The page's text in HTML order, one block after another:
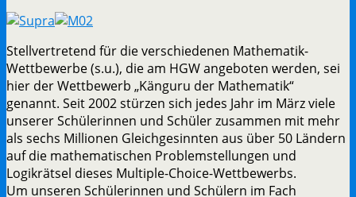
Stellvertretend für die verschiedenen Mathematik-
Wettbewerbe (s.u.), die am HGW angeboten werden, sei
hier der Wettbewerb „Känguru der Mathematik“
genannt. Seit 2002 stürzen sich jedes Jahr im März viele
unserer Schülerinnen und Schüler zusammen mit mehr
als sechs Millionen Gleichgesinnten aus über 50 Ländern
auf die mathematischen Problemstellungen und
Logikrätsel dieses Multiple-Choice-Wettbewerbs.
Um unseren Schülerinnen und Schülern im Fach